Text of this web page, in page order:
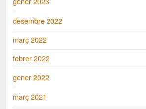
desembre 2022
març 2022
febrer 2022
gener 2022
març 2021